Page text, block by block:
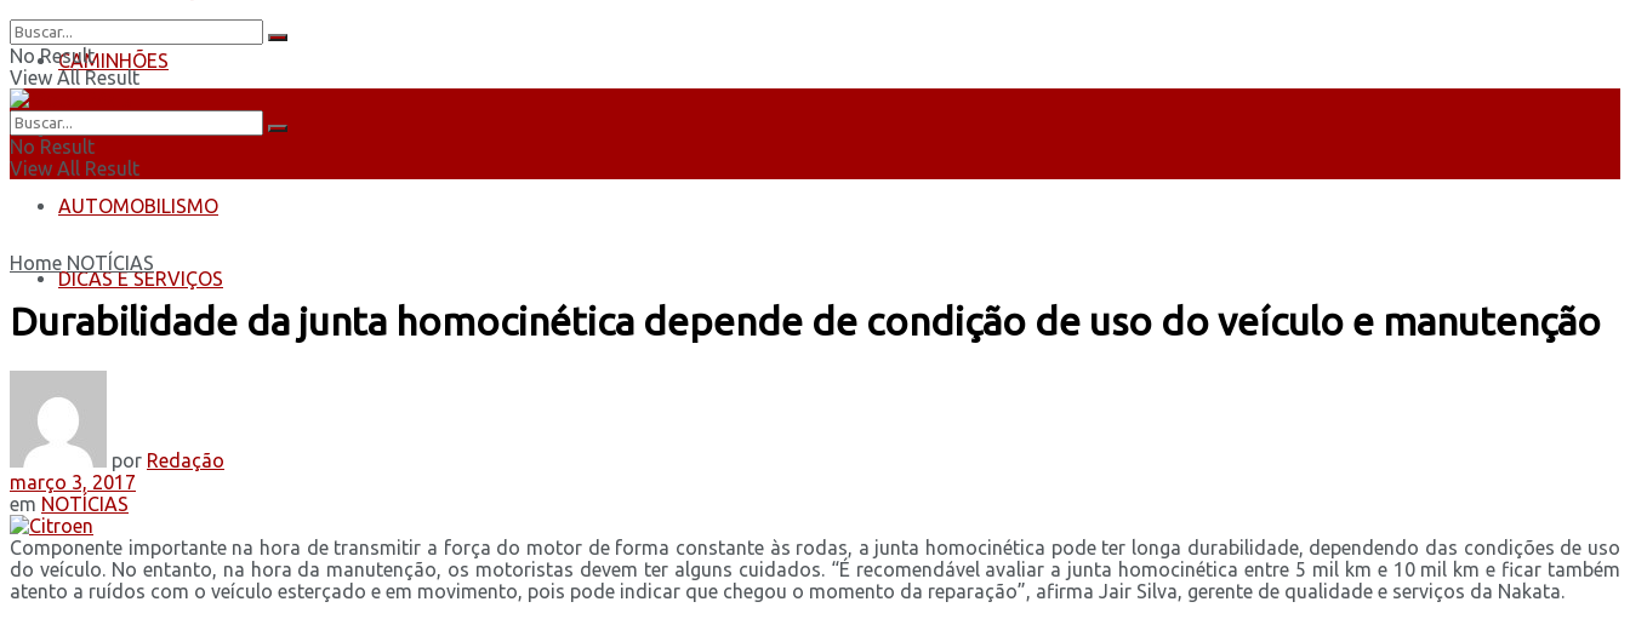
CAMINHÕES
ÔNIBUS
AUTOMOBILISMO
DICAS E SERVIÇOS
No Result
View All Result
No Result
View All Result
Home NOTÍCIAS
Durabilidade da junta homocinética depende de condição de uso do veículo e manutenção
por Redação
março 3, 2017
em NOTÍCIAS
Componente importante na hora de transmitir a força do motor de forma constante às rodas, a junta homocinética pode ter longa durabilidade, dependendo das condições de uso
do veículo. No entanto, na hora da manutenção, os motoristas devem ter alguns cuidados. “É recomendável avaliar a junta homocinética entre 5 mil km e 10 mil km e ficar também
atento a ruídos com o veículo esterçado e em movimento, pois pode indicar que chegou o momento da reparação”, afirma Jair Silva, gerente de qualidade e serviços da Nakata.